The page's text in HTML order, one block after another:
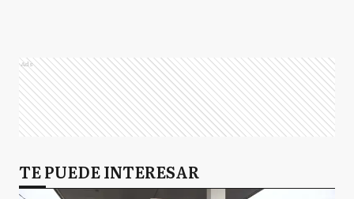
Ads
TE PUEDE INTERESAR